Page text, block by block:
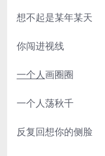
想不起是某年某天
你闯进视线
一个人画圈圈
一个人荡秋千
反复回想你的侧脸